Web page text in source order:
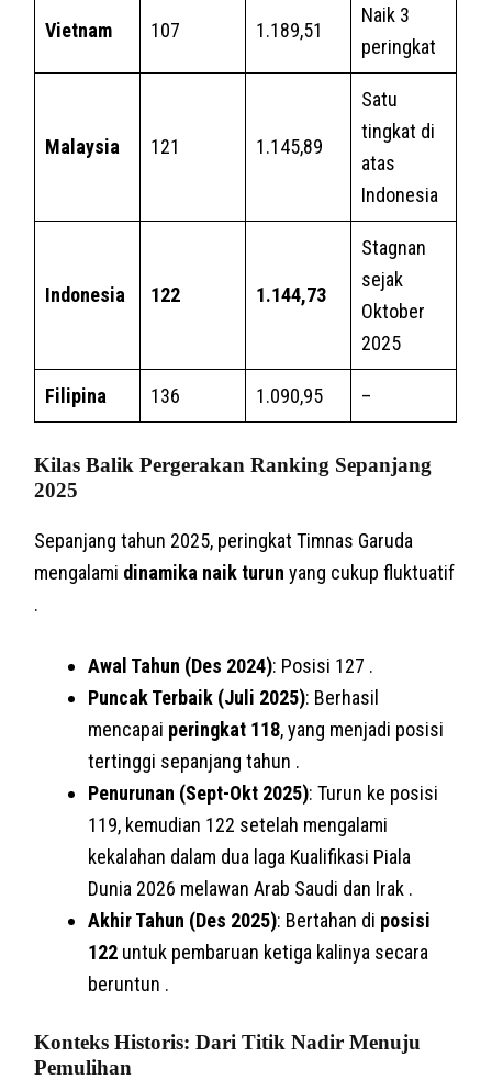
Vietnam 107 1.189,51
Naik 3
peringkat
Malaysia 121 1.145,89
Satu
tingkat di
atas
Indonesia
Indonesia 122 1.144,73
Stagnan
sejak
Oktober
2025
Filipina 136 1.090,95 –
Kilas Balik Pergerakan Ranking Sepanjang
2025
Sepanjang tahun 2025, peringkat Timnas Garuda
mengalami dinamika naik turun yang cukup fluktuatif
.
Awal Tahun (Des 2024): Posisi 127 .
Puncak Terbaik (Juli 2025): Berhasil
mencapai peringkat 118, yang menjadi posisi
tertinggi sepanjang tahun .
Penurunan (Sept-Okt 2025): Turun ke posisi
119, kemudian 122 setelah mengalami
kekalahan dalam dua laga Kualifikasi Piala
Dunia 2026 melawan Arab Saudi dan Irak .
Akhir Tahun (Des 2025): Bertahan di posisi
122 untuk pembaruan ketiga kalinya secara
beruntun .
Konteks Historis: Dari Titik Nadir Menuju
Pemulihan